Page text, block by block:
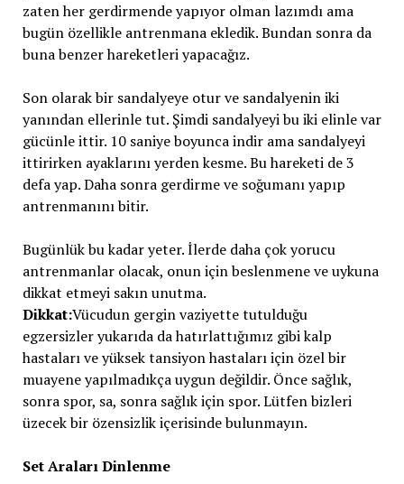
zaten her gerdirmende yapıyor olman lazımdı ama
bugün özellikle antrenmana ekledik. Bundan sonra da
buna benzer hareketleri yapacağız.
Son olarak bir sandalyeye otur ve sandalyenin iki
yanından ellerinle tut. Şimdi sandalyeyi bu iki elinle var
gücünle ittir. 10 saniye boyunca indir ama sandalyeyi
ittirirken ayaklarını yerden kesme. Bu hareketi de 3
defa yap. Daha sonra gerdirme ve soğumanı yapıp
antrenmanını bitir.
Bugünlük bu kadar yeter. İlerde daha çok yorucu
antrenmanlar olacak, onun için beslenmene ve uykuna
dikkat etmeyi sakın unutma.
Dikkat:Vücudun gergin vaziyette tutulduğu
egzersizler yukarıda da hatırlattığımız gibi kalp
hastaları ve yüksek tansiyon hastaları için özel bir
muayene yapılmadıkça uygun değildir. Önce sağlık,
sonra spor, sa, sonra sağlık için spor. Lütfen bizleri
üzecek bir özensizlik içerisinde bulunmayın.
Set Araları Dinlenme